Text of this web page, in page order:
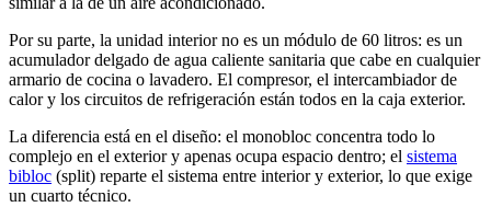
Por su parte, la unidad interior no es un módulo de 60 litros: es un
acumulador delgado de agua caliente sanitaria que cabe en cualquier
armario de cocina o lavadero. El compresor, el intercambiador de
calor y los circuitos de refrigeración están todos en la caja exterior.
La diferencia está en el diseño: el monobloc concentra todo lo
complejo en el exterior y apenas ocupa espacio dentro; el sistema
bibloc (split) reparte el sistema entre interior y exterior, lo que exige
un cuarto técnico.